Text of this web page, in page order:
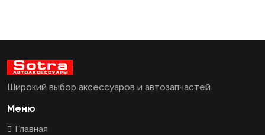
Широкий выбор аксессуаров и автозапчастей
Меню
Главная